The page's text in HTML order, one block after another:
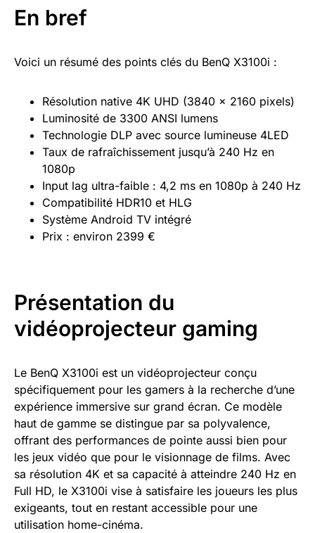
En bref
Voici un résumé des points clés du BenQ X3100i :
Résolution native 4K UHD (3840 x 2160 pixels)
Luminosité de 3300 ANSI lumens
Technologie DLP avec source lumineuse 4LED
Taux de rafraîchissement jusqu’à 240 Hz en
1080p
Input lag ultra-faible : 4,2 ms en 1080p à 240 Hz
Compatibilité HDR10 et HLG
Système Android TV intégré
Prix : environ 2399 €
Présentation du
vidéoprojecteur gaming
Le BenQ X3100i est un vidéoprojecteur conçu
spécifiquement pour les gamers à la recherche d’une
expérience immersive sur grand écran. Ce modèle
haut de gamme se distingue par sa polyvalence,
offrant des performances de pointe aussi bien pour
les jeux vidéo que pour le visionnage de films. Avec
sa résolution 4K et sa capacité à atteindre 240 Hz en
Full HD, le X3100i vise à satisfaire les joueurs les plus
exigeants, tout en restant accessible pour une
utilisation home-cinéma.